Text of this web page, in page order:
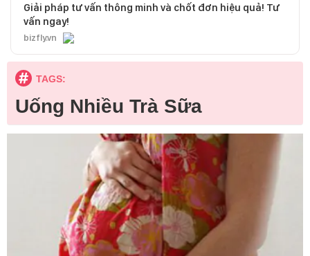
Giải pháp tư vấn thông minh và chốt đơn hiệu quả! Tư
vấn ngay!
bizfly.vn
TAGS:
Uống Nhiều Trà Sữa